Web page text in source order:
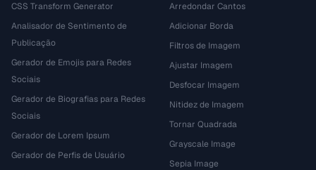
CSS Transform Generator
Analisador de Sentimento de
Publicação
Gerador de Emojis para Redes
Sociais
Gerador de Biografias para Redes
Sociais
Gerador de Lorem Ipsum
Gerador de Perfis de Usuário
Arredondar Cantos
Adicionar Borda
Filtros de Imagem
Ajustar Imagem
Desfocar Imagem
Nitidez de Imagem
Tornar Quadrada
Grayscale Image
Sepia Image